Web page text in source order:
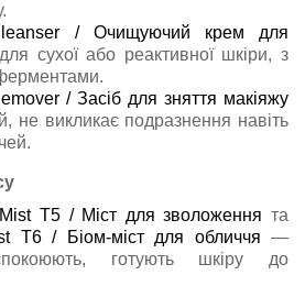
/ Очищуючий крем для
сухої або реактивної шкіри, з
/ Засіб для зняття макіяжу
не викликає подразнення навіть
T5 / Міст для зволоження та
T6 / Біом-міст для обличчя —
готують шкіру до